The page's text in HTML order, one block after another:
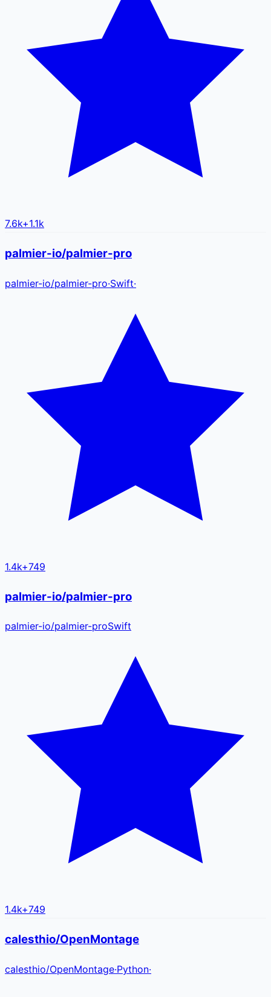
7.6k+1.1k
palmier-io/palmier-pro
palmier-io/palmier-pro·Swift·
1.4k+749
palmier-io/palmier-pro
palmier-io/palmier-proSwift
1.4k+749
calesthio/OpenMontage
calesthio/OpenMontage·Python·